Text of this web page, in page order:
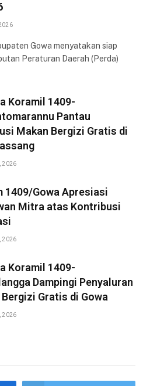
Gowa menyatakan siap
Peraturan Daerah (Perda)
Koramil 1409-
Pantau
Makan Bergizi Gratis di
2026
1409/Gowa Apresiasi
Mitra atas Kontribusi
2026
Koramil 1409-
Dampingi Penyaluran
Gratis di Gowa
2026